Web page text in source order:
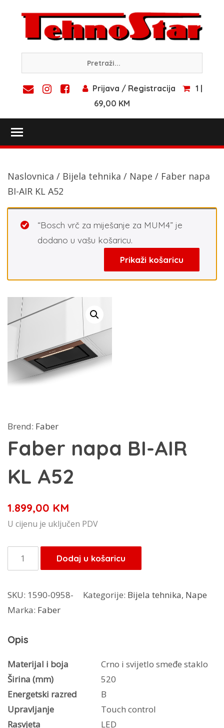
content
Prijava / Registracija
1 |
69,00 KM
Naslovnica / Bijela tehnika / Nape / Faber napa
BI-AIR KL A52
“Bosch vrč za miješanje za MUM4” je
dodano u vašu košaricu.
Prikaži košaricu
Brend: Faber
Faber napa BI-AIR
KL A52
1.899,00 KM
U cijenu je uključen PDV
Faber
napa
AIR
KL
količina
Dodaj u košaricu
SKU: 1590-0958- Kategorije: Bijela tehnika, Nape
Marka: Faber
Opis
Materijal i boja
Crno i svijetlo smeđe staklo
Širina (mm)
520
Energetski razred
B
Upravljanje
Touch control
Rasvjeta
LED